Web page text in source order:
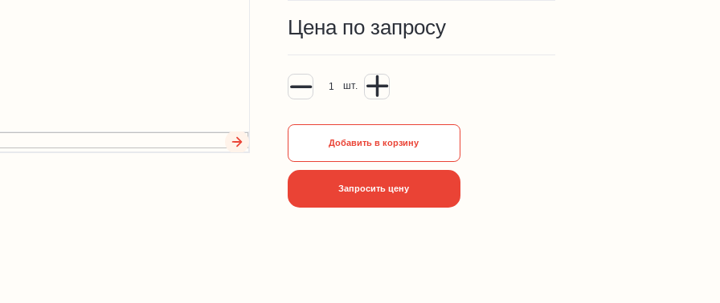
Цена по запросу
шт.
Добавить в корзину
Запросить цену